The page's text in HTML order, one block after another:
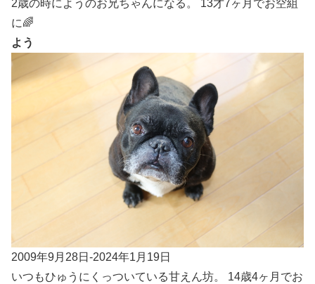
2歳の時にようのお兄ちゃんになる。 13才7ヶ月でお空組
に🌈
よう
2009年9月28日-2024年1月19日
いつもひゅうにくっついている甘えん坊。 14歳4ヶ月でお